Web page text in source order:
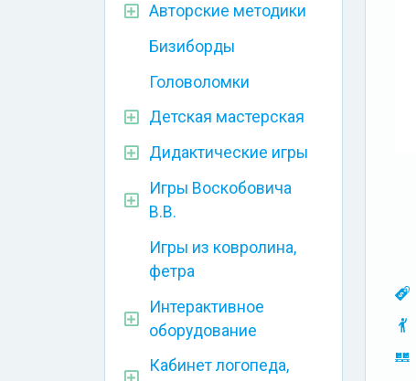
Авторские методики
Бизиборды
Головоломки
Детская мастерская
Дидактические игры
Игры Воскобовича
В.В.
Игры из ковролина,
фетра
Интерактивное
оборудование
Кабинет логопеда,